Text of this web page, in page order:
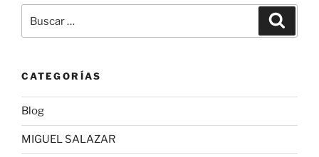
por:
CATEGORÍAS
Blog
MIGUEL SALAZAR